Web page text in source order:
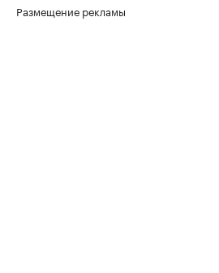
Размещение рекламы